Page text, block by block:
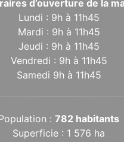
d’ouverture de la
Lundi : 9h à 11h45
Mardi : 9h à 11h45
Jeudi : 9h à 11h45
Vendredi : 9h à 11h45
Samedi 9h à 11h45
:782 habitants
Superficie : 1 576 ha